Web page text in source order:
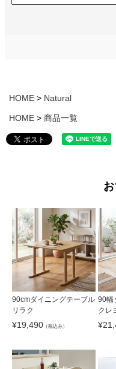
HOME Natural
HOME 商品一覧
90cmダイニングテーブル
リラク
¥19,490 （税込み）
90幅
クレ
¥